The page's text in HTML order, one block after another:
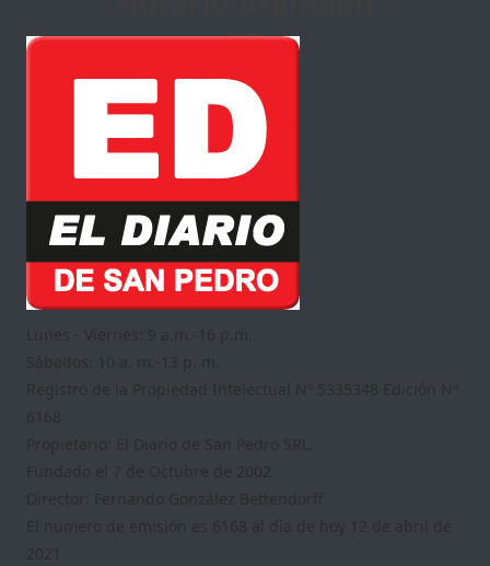
Lunes - Viernes: 9 a.m.-16 p.m.
Sábados: 10 a. m.-13 p. m.
Registro de la Propiedad Intelectual Nº 5335348 Edición Nº
6168
Propietario: El Diario de San Pedro SRL.
Fundado el 7 de Octubre de 2002
Director: Fernando González Bettendorff
El numero de emisión es 6168 al día de hoy 12 de abril de
2021